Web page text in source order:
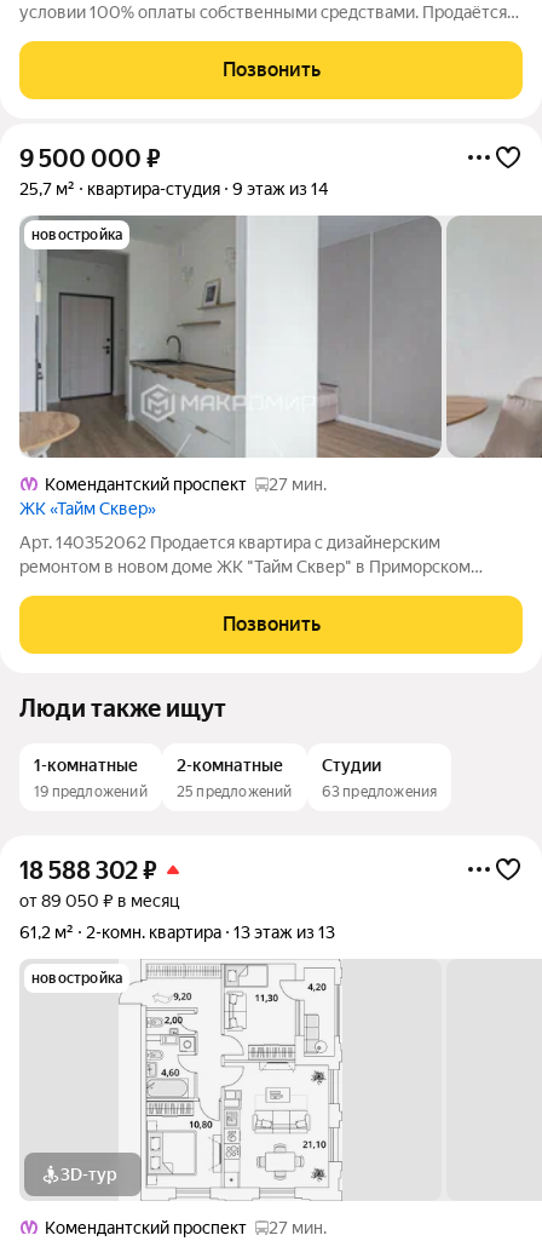
условии 100% оплаты собственными средствами. Продаётся
«РСТИ» (Росстройинвест). Квартира находится в 13 этажном
доме, в Корпус К7 - Тайм
Позвонить
9 500 000 ₽
25,7 м² квартира-студия 9 этаж из 14
новостройка
Комендантский проспект
27 мин.
ЖК «Тайм Сквер»
Арт. 140352062 Продается квартира с дизайнерским
ремонтом в новом доме ЖК "Тайм Сквер" в Приморском
монолитный. Квартира общей площадью 25,7 кв.м. +
застекленная лоджия 3,7 кв.м., итого 29,4 кв.м.
Позвонить
Люди также ищут
1-комнатные
19 предложений
2-комнатные
25 предложений
Студии
63 предложения
18 588 302₽
от 89 050 ₽ в месяц
61,2 м²
2-комн. квартира 13 этаж из 13
новостройка
3D-тур
Комендантский проспект
27 мин.